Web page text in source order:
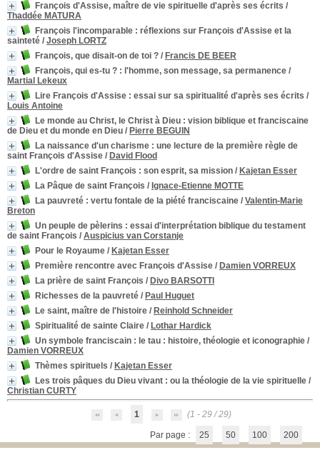
François d'Assise, maître de vie spirituelle d'après ses écrits /
Thaddée MATURA
François l'incomparable : réflexions sur François d'Assise et la
sainteté / Joseph LORTZ
François, que disait-on de toi ? / Francis DE BEER
François, qui es-tu ? : l'homme, son message, sa permanence /
Martial Lekeux
Lire François d'Assise : essai sur sa spiritualité d'après ses écrits /
Louis Antoine
Le monde au Christ, le Christ à Dieu : vision biblique et franciscaine
de Dieu et du monde en Dieu / Pierre BEGUIN
La naissance d'un charisme : une lecture de la première règle de
saint François d'Assise / David Flood
L'ordre de saint François : son esprit, sa mission / Kajetan Esser
La Pâque de saint François / Ignace-Etienne MOTTE
La pauvreté : vertu fontale de la piété franciscaine / Valentin-Marie
Breton
Un peuple de pèlerins : essai d'interprétation biblique du testament
de saint François / Auspicius van Corstanje
Pour le Royaume / Kajetan Esser
Première rencontre avec François d'Assise / Damien VORREUX
La prière de saint François / Divo BARSOTTI
Richesses de la pauvreté / Paul Huguet
Le saint, maître de l'histoire / Reinhold Schneider
Spiritualité de sainte Claire / Lothar Hardick
Un symbole franciscain : le tau : histoire, théologie et iconographie /
Damien VORREUX
Thèmes spirituels / Kajetan Esser
Les trois pâques du Dieu vivant : ou la théologie de la vie spirituelle /
Christian CURTY
1 (1 - 29 / 29)
Par page : 25 50 100 200